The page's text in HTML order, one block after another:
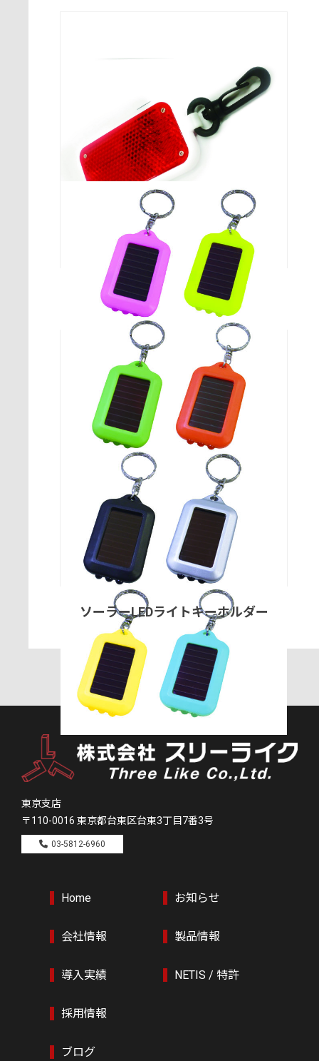
LEDライト付フラッシュライト
ソーラーLEDライトキーホルダー
東京支店
〒110-0016 東京都台東区台東3丁目7番3号
03-5812-6960
Home お知らせ
会社情報 製品情報
導入実績 NETIS / 特許
採用情報
ブログ